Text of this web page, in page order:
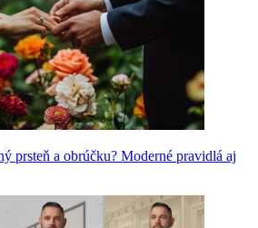
prsteň a obrúčku? Moderné pravidlá aj